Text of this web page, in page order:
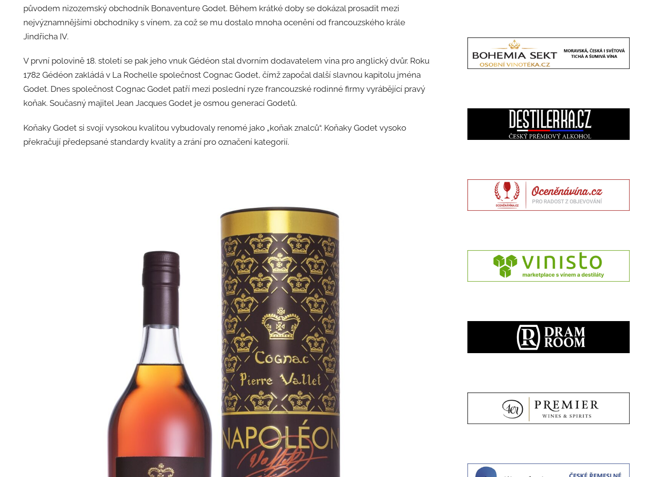
původem nizozemský obchodník Bonaventure Godet. Během krátké doby se dokázal prosadit mezi
nejvýznamnějšími obchodníky s vínem, za což se mu dostalo mnoha ocenění od francouzského krále
Jindřicha IV.
V první polovině 18. století se pak jeho vnuk Gédéon stal dvorním dodavatelem vína pro anglický dvůr. Roku
1782 Gédéon zakládá v La Rochelle společnost Cognac Godet, čímž započal další slavnou kapitolu jména
Godet. Dnes společnost Cognac Godet patří mezi poslední ryze francouzské rodinné firmy vyrábějící pravý
koňak. Současný majitel Jean Jacques Godet je osmou generací Godetů.
Koňaky Godet si svojí vysokou kvalitou vybudovaly renomé jako „koňak znalců“. Koňaky Godet vysoko
překračují předepsané standardy kvality a zrání pro označení kategorií.